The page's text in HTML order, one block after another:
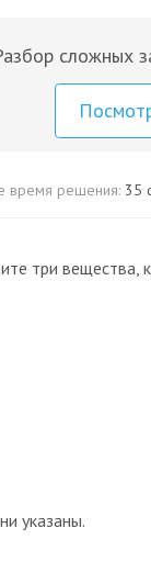
сложных
время решения: 35
три вещества,
указаны.